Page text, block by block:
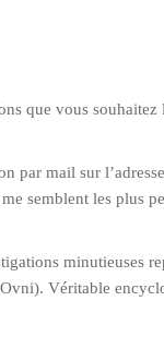
que vous souhaitez
par mail sur l’adresse
semblent les plus
minutieuses
Véritable